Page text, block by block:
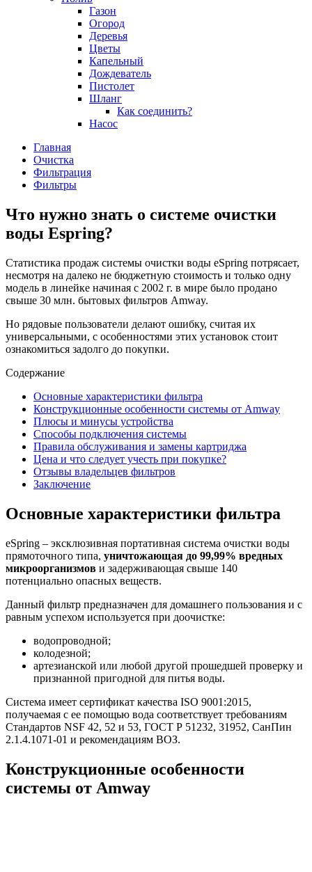
Газон
Огород
Деревья
Цветы
Капельный
Дождеватель
Пистолет
Шланг
Как соединить?
Насос
Главная
Очистка
Фильтрация
Фильтры
Что нужно знать о системе очистки
воды Espring?
Статистика продаж системы очистки воды eSpring потрясает,
несмотря на далеко не бюджетную стоимость и только одну
модель в линейке начиная с 2002 г. в мире было продано
свыше 30 млн. бытовых фильтров Amway.
Но рядовые пользователи делают ошибку, считая их
универсальными, с особенностями этих установок стоит
ознакомиться задолго до покупки.
Содержание
Основные характеристики фильтра
Конструкционные особенности системы от Amway
Плюсы и минусы устройства
Способы подключения системы
Правила обслуживания и замены картриджа
Цена и что следует учесть при покупке?
Отзывы владельцев фильтров
Заключение
Основные характеристики фильтра
eSpring – эксклюзивная портативная система очистки воды
прямоточного типа, уничтожающая до 99,99% вредных
микроорганизмов и задерживающая свыше 140
потенциально опасных веществ.
Данный фильтр предназначен для домашнего пользования и с
равным успехом используется при доочистке:
водопроводной;
колодезной;
артезианской или любой другой прошедшей проверку и
признанной пригодной для питья воды.
Система имеет сертификат качества ISO 9001:2015,
получаемая с ее помощью вода соответствует требованиям
Стандартов NSF 42, 52 и 53, ГОСТ Р 51232, 31952, СанПин
2.1.4.1071-01 и рекомендациям ВОЗ.
Конструкционные особенности
системы от Amway